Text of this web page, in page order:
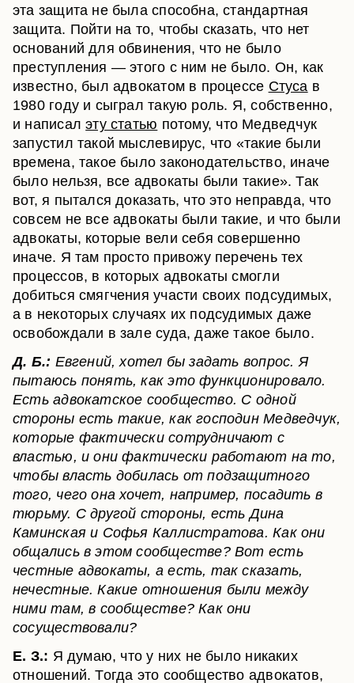
эта защита не была способна, стандартная
защита. Пойти на то, чтобы сказать, что нет
оснований для обвинения, что не было
преступления — этого с ним не было. Он, как
известно, был адвокатом в процессе Стуса в
1980 году и сыграл такую роль. Я, собственно,
и написалэту статью потому, что Медведчук
запустил такой мыслевирус, что «такие были
времена, такое было законодательство, иначе
было нельзя, все адвокаты были такие». Так
вот, я пытался доказать, что это неправда, что
совсем не все адвокаты были такие, и что были
адвокаты, которые вели себя совершенно
иначе. Я там просто привожу перечень тех
процессов, в которых адвокаты смогли
добиться смягчения участи своих подсудимых,
а в некоторых случаях их подсудимых даже
освобождали в зале суда, даже такое было.
Д. Б.: Евгений, хотел бы задать вопрос. Я
пытаюсь понять, как это функционировало.
Есть адвокатское сообщество. С одной
стороны есть такие, как господин Медведчук,
которые фактически сотрудничают с
властью, и они фактически работают на то,
чтобы власть добилась от подзащитного
того, чего она хочет, например, посадить в
тюрьму. С другой стороны, есть Дина
Каминская и Софья Каллистратова. Как они
общались в этом сообществе? Вот есть
честные адвокаты, а есть, так сказать,
нечестные. Какие отношения были между
ними там, в сообществе? Как они
сосуществовали?
Е. З.: Я думаю, что у них не было никаких
отношений. Тогда это сообщество адвокатов,